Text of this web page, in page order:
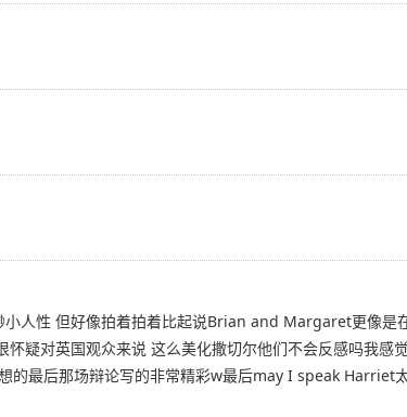
人性 但好像拍着拍着比起说Brian and Margaret更像
疑对英国观众来说 这么美化撒切尔他们不会反感吗我感
最后那场辩论写的非常精彩w最后may I speak Harriet